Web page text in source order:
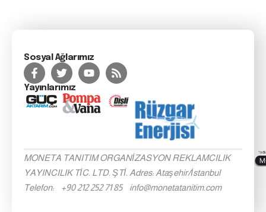
Sosyal Ağlarımız
Yayınlarımız
MONETA TANITIM ORGANİZASYON REKLAMCILIK
YAYINCILIK TİC. LTD. ŞTİ. Adres: Ataşehir/İstanbul
Telefon: +90 212 252 71 85 info@monetatanitim.com